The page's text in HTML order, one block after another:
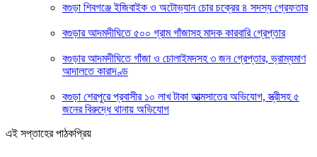
বগুড়া শিবগঞ্জে ইজিবাইক ও অটোভ্যান চোর চক্রের ৪ সদস্য গ্রেফতার
বগুড়ার আদমদীঘিতে ৫০০ গ্রাম গাঁজাসহ মাদক কারবারি গ্রেপ্তার
বগুড়ার আদমদীঘিতে গাঁজা ও চোলাইমদসহ ৩ জন গ্রেপ্তার, ভ্রাম্যমাণ
আদালতে কারাদণ্ড
বগুড়া শেরপুরে প্রবাসীর ১০ লাখ টাকা আত্মসাতের অভিযোগ, স্ত্রীসহ ৫
জনের বিরুদ্ধে থানায় অভিযোগ
এই সপ্তাহের পাঠকপ্রিয়